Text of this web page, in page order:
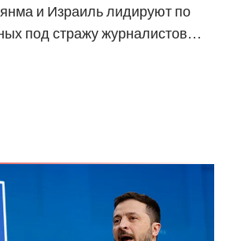
и Израиль лидируют по
под стражу журналистов…